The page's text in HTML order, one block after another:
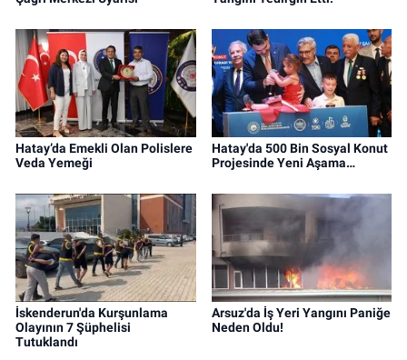
Hatay’da Emekli Olan Polislere
Veda Yemeği
Hatay'da 500 Bin Sosyal Konut
Projesinde Yeni Aşama…
İskenderun'da Kurşunlama
Olayının 7 Şüphelisi
Tutuklandı
Arsuz'da İş Yeri Yangını Paniğe
Neden Oldu!